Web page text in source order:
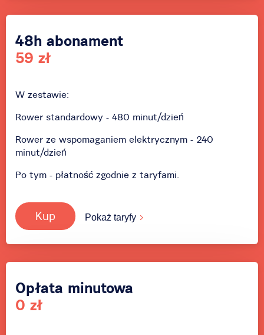
48h abonament
59 zł
W zestawie:
Rower standardowy - 480 minut/dzień
Rower ze wspomaganiem elektrycznym - 240
minut/dzień
Po tym - płatność zgodnie z taryfami.
Kup Pokaż taryfy
Opłata minutowa
0 zł